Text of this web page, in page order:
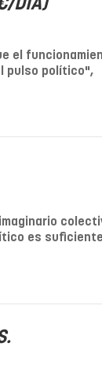
DÍA)
el
pulso político",
es